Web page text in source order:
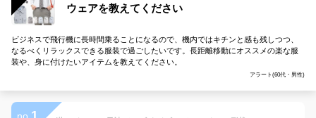
ウェアを教えてください
ビジネスで飛行機に長時間乗ることになるので、機内ではキチンと感も残しつつ、
なるべくリラックスできる服装で過ごしたいです。長距離移動にオススメの楽な服
装や、身に付けたいアイテムを教えてください。
アラート(60代・男性)
1